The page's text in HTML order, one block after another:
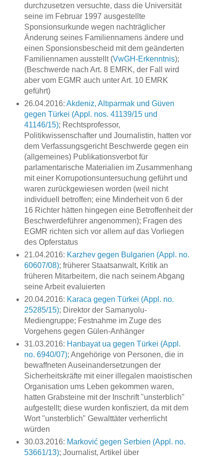
durchzusetzen versuchte, dass die Universität
seine im Februar 1997 ausgestellte
Sponsionsurkunde wegen nachträglicher
Änderung seines Familiennamens ändere und
einen Sponsionsbescheid mit dem geänderten
Familiennamen ausstellt (VwGH-Erkenntnis);
(Beschwerde nach Art. 8 EMRK, der Fall wird
aber vom EGMR auch unter Art. 10 EMRK
geführt)
26.04.2016: Akdeniz, Altıparmak und Güven
gegen Türkei (Appl. nos. 41139/15 und
41146/15); Rechtsprofessor,
Politikwissenschafter und Journalistin, hatten vor
dem Verfassungsgericht Beschwerde gegen ein
(allgemeines) Publikationsverbot für
parlamentarische Materialien im Zusammenhang
mit einer Korrupotionsuntersuchung geführt und
waren zurückgewiesen worden (weil nicht
individuell betroffen; eine Minderheit von 6 der
16 Richter hätten hingegen eine Betroffenheit der
Beschwerdeführer angenommen); Fragen des
EGMR richten sich vor allem auf das Vorliegen
des Opferstatus
21.04.2016: Karzhev gegen Bulgarien (Appl. no.
60607/08); früherer Staatsanwalt, Kritik an
früheren Mitarbeitern, die nach seinem Abgang
seine Arbeit evaluierten
20.04.2016: Karaca gegen Türkei (Appl. no.
25285/15); Direktor der Samanyolu-
Mediengruppe; Festnahme im Zuge des
Vorgehens gegen Gülen-Anhänger
31.03.2016: Hanbayat ua gegen Türkei (Appl.
no. 6940/07); Angehörige von Personen, die in
bewaffneten Auseinandersetzungen der
Sicherheitskräfte mit einer illegalen maoistischen
Organisation ums Leben gekommen waren,
hatten Grabsteine mit der Inschrift "unsterblich"
aufgestellt; diese wurden konfisziert, da mit dem
Wort "unsterblich" Gewalttäter verherrlicht
würden
30.03.2016: Marković gegen Serbien (Appl. no.
53661/13); Journalist, Artikel über